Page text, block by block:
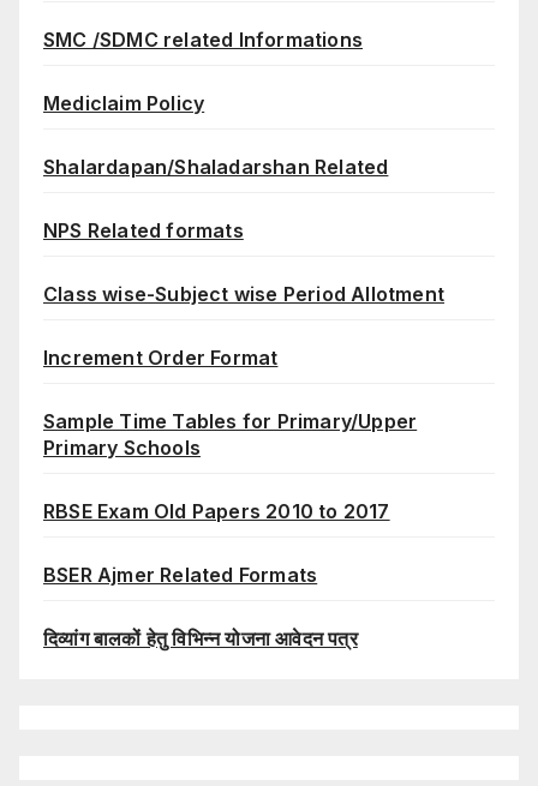
SMC /SDMC related Informations
Mediclaim Policy
Shalardapan/Shaladarshan Related
NPS Related formats
Class wise-Subject wise Period Allotment
Increment Order Format
Sample Time Tables for Primary/Upper
Primary Schools
RBSE Exam Old Papers 2010 to 2017
BSER Ajmer Related Formats
दिव्यांग बालकों हेतु विभिन्न योजना आवेदन पत्र